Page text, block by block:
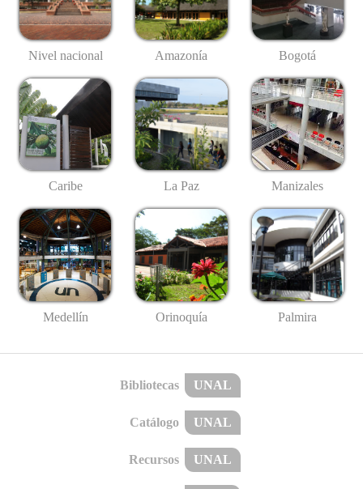
Nivel nacional Amazonía Bogotá
Caribe La Paz Manizales
Medellín Orinoquía Palmira
Bibliotecas UNAL
Catálogo UNAL
Recursos UNAL